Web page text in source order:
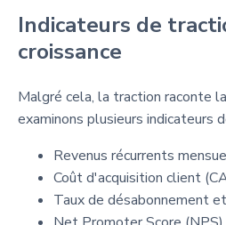
Indicateurs de
croissance
Malgré cela, la traction raconte
examinons plusieurs indicateurs
Revenus récurrents
Coût d'acquisition client
Taux de désabonnement